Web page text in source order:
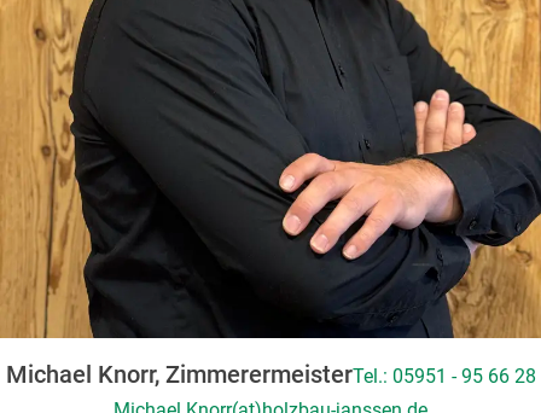
Michael Knorr, ZimmerermeisterTel.: 05951 - 95 66 28